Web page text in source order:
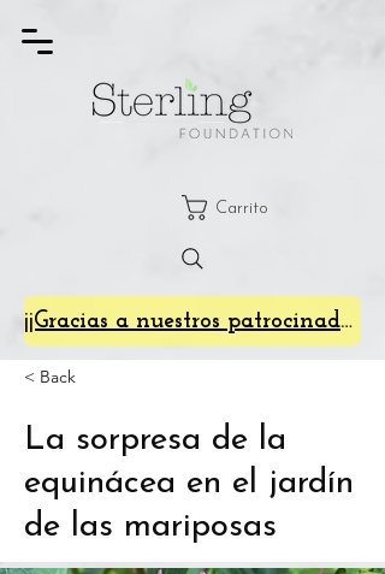
¡¡Gracias a nuestros patrocinadores de SterlingFest 2024!!
Carrito
< Back
La sorpresa de la
equinácea en el jardín
de las mariposas